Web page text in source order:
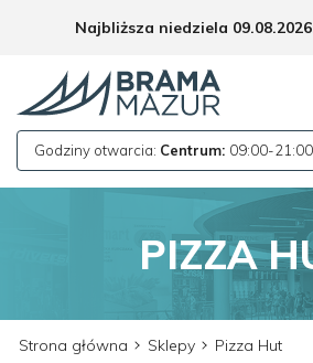
Najbliższa niedziela
Godziny otwarcia: Centrum: 09:00-21:00
PIZZA
Strona główna Sklepy Pizza Hut